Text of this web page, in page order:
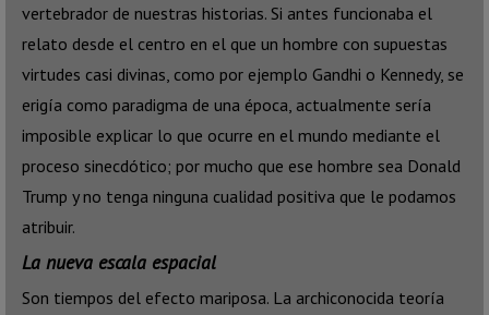
vertebrador de nuestras historias. Si antes funcionaba el
relato desde el centro en el que un hombre con supuestas
virtudes casi divinas, como por ejemplo Gandhi o Kennedy, se
erigía como paradigma de una época, actualmente sería
imposible explicar lo que ocurre en el mundo mediante el
proceso sinecdótico; por mucho que ese hombre sea Donald
Trump y no tenga ninguna cualidad positiva que le podamos
atribuir.
La nueva escala espacial
Son tiempos del efecto mariposa. La archiconocida teoría